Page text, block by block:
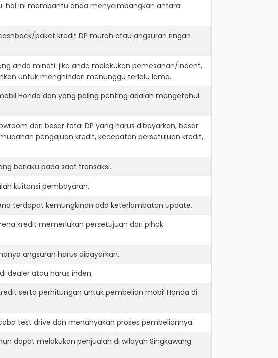
ini membantu anda menyeimbangkan antara
paket kredit DP murah atau angsuran ringan
anda minati. jika anda melakukan pemesanan/indent,
untuk menghindari menunggu terlalu lama.
Honda dan yang paling penting adalah mengetahui
dari besar total DP yang harus dibayarkan, besar
pengajuan kredit, kecepatan persetujuan kredit,
berlaku pada saat transaksi.
kuitansi pembayaran.
terdapat kemungkinan ada keterlambatan update.
kredit memerlukan persetujuan dari pihak
angsuran harus dibayarkan.
dealer atau harus inden.
serta perhitungan untuk pembelian mobil Honda di
test drive dan menanyakan proses pembeliannya.
dapat melakukan penjualan di wilayah Singkawang